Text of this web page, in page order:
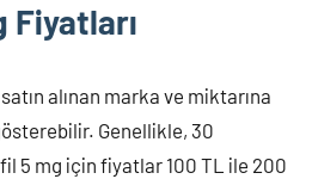
Fiyatları
alınan marka ve miktarına
Genellikle, 30
5 mg için fiyatlar 100 TL ile 200